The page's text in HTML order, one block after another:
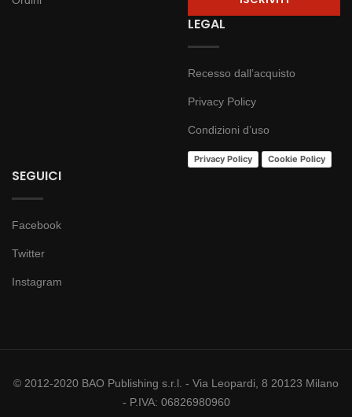
LEGAL
Recesso dall’acquisto
Privacy Policy
Condizioni d’uso
Privacy Policy Cookie Policy
SEGUICI
Facebook
Twitter
Instagram
© 2012-2020 BAO Publishing s.r.l. - Via Leopardi, 8 20123 Milano
- P.IVA: 06826980960